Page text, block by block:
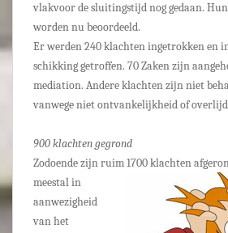
vlakvoor de sluitingstijd nog gedaan.
worden nu beoordeeld.
Er werden 240 klachten ingetrokken en
schikking getroffen. 70 Zaken zijn
mediation. Andere klachten zijn niet
vanwege niet ontvankelijkheid of
900 klachten gegrond
Zodoende zijn ruim 1700 klachten
meestal in
aanwezigheid
van het